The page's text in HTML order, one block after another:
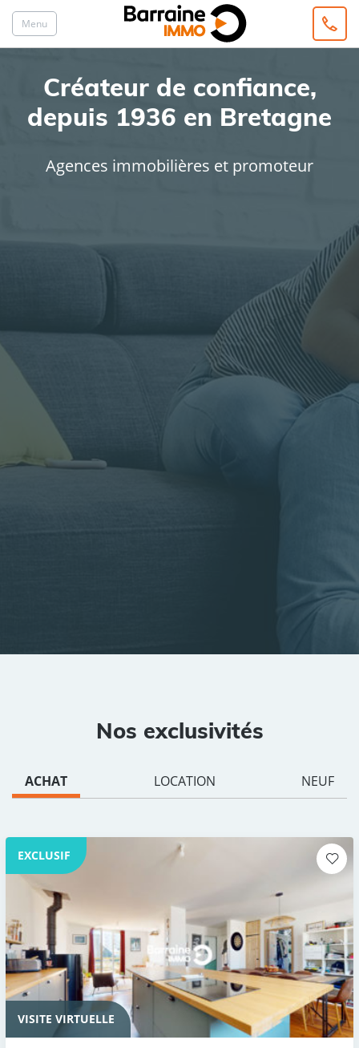
Menu
Créateur de confiance,
depuis 1936 en Bretagne
Agences immobilières et promoteur
Rayon
Nos exclusivités
ACHAT LOCATION NEUF
EXCLUSIF
VISITE VIRTUELLE